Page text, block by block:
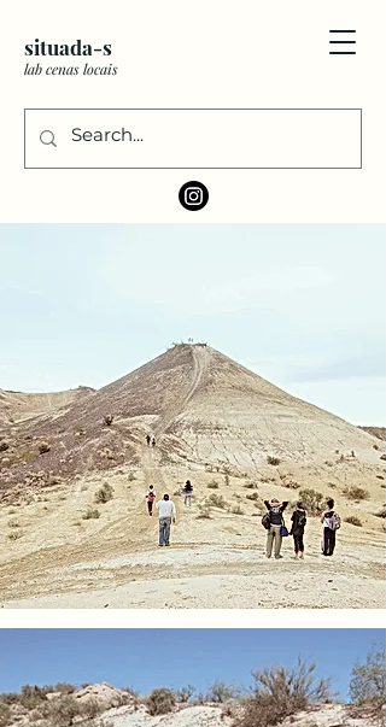
situada-s
lab cenas locais